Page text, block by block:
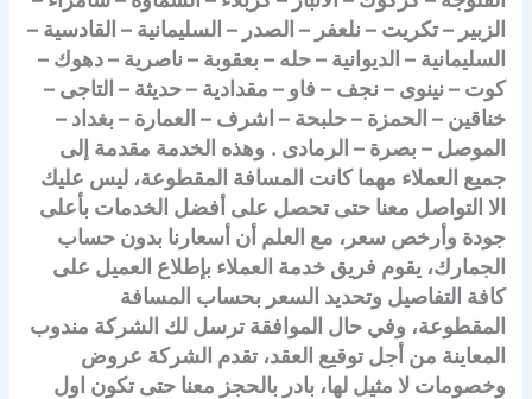
الزبير – تكريت – نلعفر – الصدر – السليمانية – القادسية –
السليمانية – الديوانية – حله – بعقوبة – ناصرية – دهوك –
كوت – نينوى – نجف – فاو – مقدادية – حديثة – التاجى –
خناقين – الحمزة – حلبحة – اشرف – العمارة – بغداد –
الموصل – بصرة – الرمادى . وهذه الخدمة مقدمة إلى
جميع العملاء مهما كانت المسافة المقطوعة، ليس عليك
الا التواصل معنا حتى تحصل على أفضل الخدمات بأعلى
جودة وأرخص سعر، مع العلم أن أسعارنا بدون حساب
الجمارك، يقوم فريق خدمة العملاء بإطلاع العميل على
كافة التفاصيل وتحديد السعر بحساب المسافة
المقطوعة، وفي حال الموافقة ترسل لك الشركة مندوب
المعاينة من أجل توقيع العقد، تقدم الشركة عروض
وخصومات لا مثيل لها، بادر بالحجز معنا حتى تكون اول